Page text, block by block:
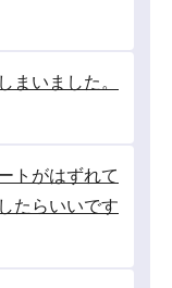
まいました。
トがはずれて
たらいいです